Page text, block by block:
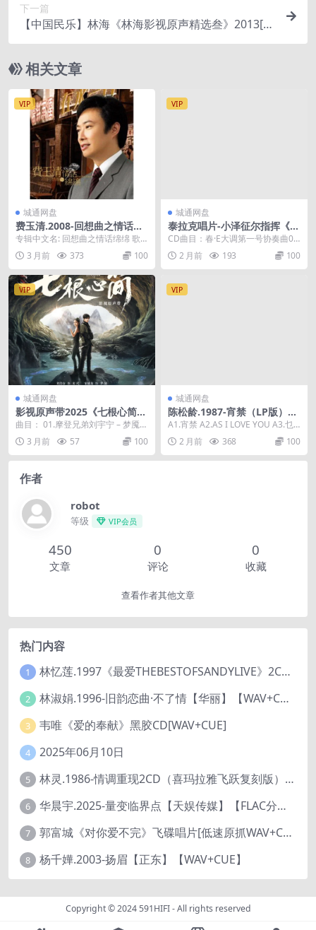
下一篇
【中国民乐】林海《林海影视原声精选叁》2013[W
AV+CUE].
相关文章
VIP
城通网盘
费玉清.2008-回想曲之情话绵
绵【华纳】【WAV+CUE】
专辑中文名: 回想曲之情话绵绵 歌
手: 费玉清 资源格式: APE 发行时间:
... 3 月前 373 100
VIP
城通网盘
泰拉克唱片-小泽征尔指挥《维
瓦尔第-四季》日本松下凸字首
CD曲目：春·E大调第一号协奏曲01.
La Primavera (Spring)...
2 月前 193 100
VIP
城通网盘
影视原声带2025《七根心简》
FLAC
曲目： 01.摩登兄弟刘宇宁 – 梦魇之
后 02.希林娜依高 ...
3 月前 57 100
VIP
城通网盘
陈松龄.1987-宵禁（LP版）
【娱乐唱片】【WAV+CUE】
A1.宵禁 A2.AS I LOVE YOU A3.乜
都要威 A4.爱的禁地 A...
2 月前 368 100
作者
robot
等级 VIP会员
450
文章
0
评论
0
收藏
查看作者其他文章
热门内容
1 林忆莲.1997《最爱THEBESTOFSANDYLIVE》2CD【滚石】
2 林淑娟.1996-旧韵恋曲·不了情【华丽】【WAV+CUE】
3 韦唯《爱的奉献》黑胶CD[WAV+CUE]
4 2025年06月10日
5 林灵.1986-情调重现2CD（喜玛拉雅飞跃复刻版）【海丽】
6 华晨宇.2025-量变临界点【天娱传媒】【FLAC分轨】
7 郭富城《对你爱不完》飞碟唱片[低速原抓WAV+CUE]
8 杨千嬅.2003-扬眉【正东】【WAV+CUE】
Copyright © 2024 591HIFI- All rights reserved